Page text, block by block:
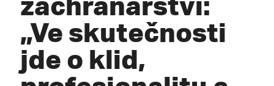
„Ve skutečnosti
jde o klid,